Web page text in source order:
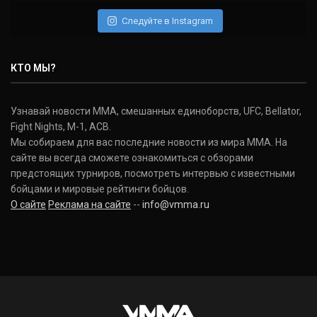
(22-2-0, 1)
Donald Cerrone
(36-15-0, 1)
Исраэль Адесанья
Israel Adesanya
(19-0-0, 0)
Следуйте в Instagram
КТО МЫ?
Узнавай новости ММА, смешанных единоборств, UFC, Bellator,
Fight Nights, M-1, ACB.
Мы собираем для вас последние новости из мира ММА. На
сайте вы всегда сможете ознакомиться с обзорами
предстоящих турниров, посмотреть интервью с известными
бойцами и мировые рейтинги бойцов.
О сайте Реклама на сайте -- info@vmma.ru